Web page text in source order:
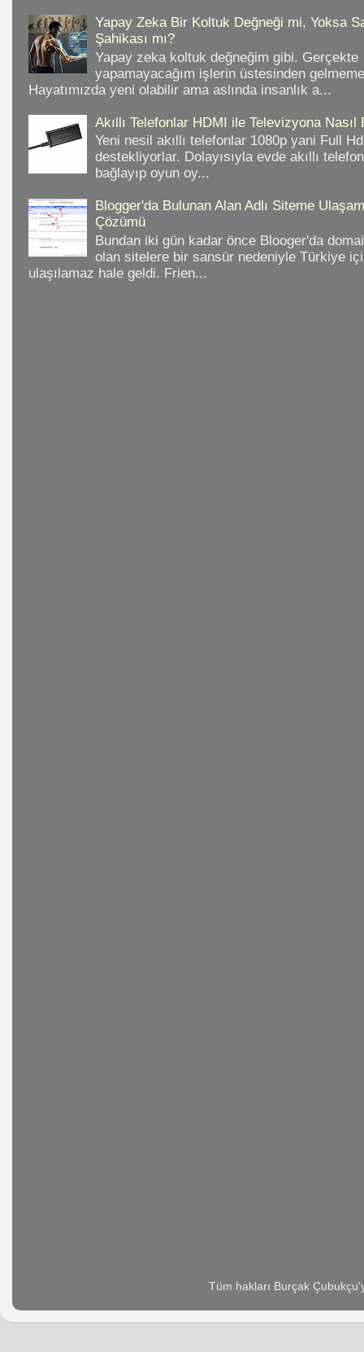
Yapay Zeka Bir Koltuk Değneği mi, Yoksa
Şahikası mı?
Yapay zeka koltuk değneğim gibi. Gerçekte
yapamayacağım işlerin üstesinden
Hayatımızda yeni olabilir ama aslında insanlık a...
Akıllı Telefonlar HDMI ile Televizyona Nasıl
Yeni nesil akıllı telefonlar 1080p yani Full
destekliyorlar. Dolayısıyla evde akıllı
bağlayıp oyun oy...
Blogger'da Bulunan Alan Adlı Siteme
Çözümü
Bundan iki gün kadar önce Blooger'da
olan sitelere bir sansür nedeniyle Türkiye
ulaşılamaz hale geldi. Frien...
Tüm hakları Burçak